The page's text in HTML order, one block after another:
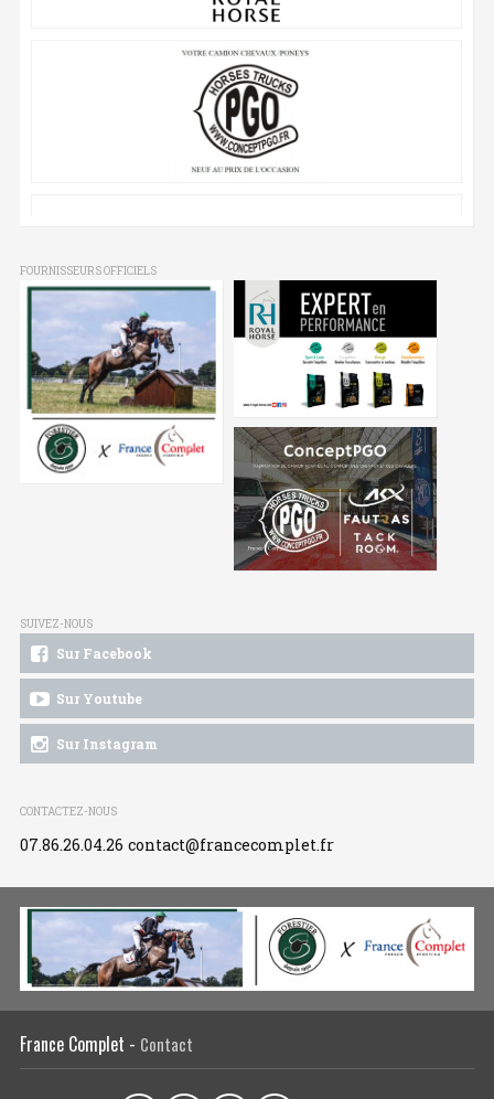
FOURNISSEURS OFFICIELS
SUIVEZ-NOUS
Sur Facebook
Sur Youtube
Sur Instagram
CONTACTEZ-NOUS
07.86.26.04.26 contact@francecomplet.fr
France Complet - Contact